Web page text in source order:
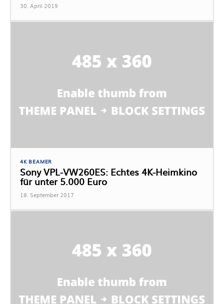
30. April 2019
4K BEAMER
Sony VPL-VW260ES: Echtes 4K-Heimkino
für unter 5.000 Euro
18. September 2017